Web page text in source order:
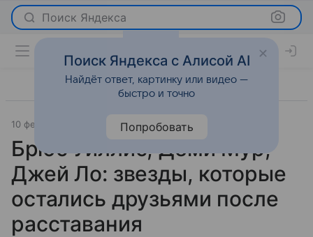
Поиск Яндекса
10 февраля 2026 Леди Mail Светская жизнь
Брюс Уиллис, Деми Мур,
Джей Ло: звезды, которые
остались друзьями после
расставания
Поиск Яндекса с Алисой AI
Найдёт ответ, картинку или видео —
быстро и точно
Попробовать